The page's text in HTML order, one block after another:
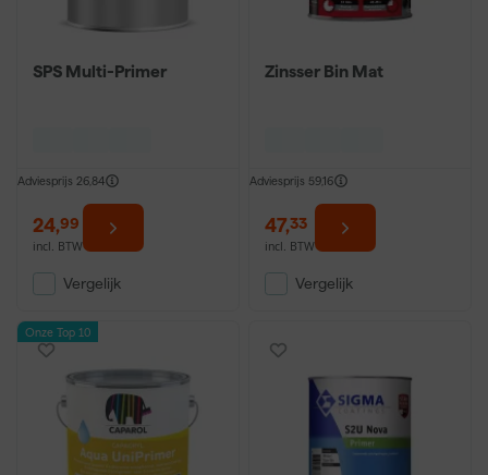
SPS Multi-Primer
Adviesprijs 26,84
24,99
incl. BTW
Vergelijk
Zinsser Bin Mat
Adviesprijs 59,16
47,33
incl. BTW
Vergelijk
Onze Top 10